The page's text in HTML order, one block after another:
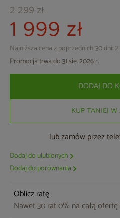
2 299 zł
1 999 zł
Najniższa cena z poprzednich 30 dni: 2
Promocja trwa do 31 sie. 2026 r.
DODAJ DO
KUP TANIEJ W
lub zamów przez
Dodaj do ulubionych
Dodaj do porównania
Oblicz ratę
Nawet 30 rat 0% na całą ofertę